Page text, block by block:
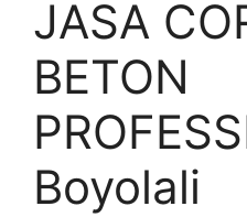
JASA
BETON
Boyolali